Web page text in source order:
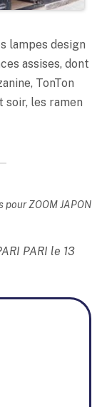
lampes design
assises, dont
TonTon
soir, les ramen
pour ZOOM JAPON
PARI le 13